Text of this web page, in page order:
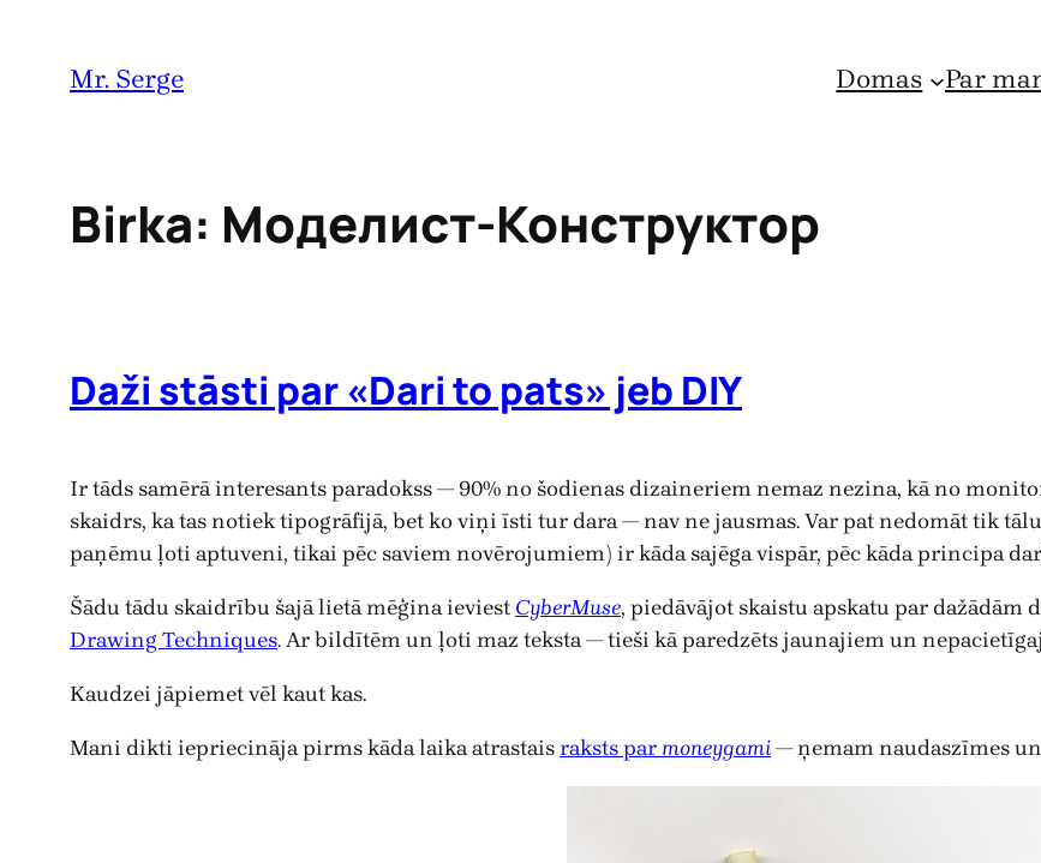
Mr. Serge Domas Par
Birka: Моделист-Конструктор
Daži stāsti par «Dari to pats» jeb DIY
Ir tāds samērā interesants paradokss — 90% no šodienas dizaineriem nemaz nezina, kā no
skaidrs, ka tas notiek tipogrāfijā, bet ko viņi īsti tur dara — nav ne jausmas. Var pat nedomāt tik
paņēmu ļoti aptuveni, tikai pēc saviem novērojumiem) ir kāda sajēga vispār, pēc kāda principa
Šādu tādu skaidrību šajā lietā mēģina ieviest CyberMuse, piedāvājot skaistu apskatu par
Drawing Techniques. Ar bildītēm un ļoti maz teksta — tieši kā paredzēts jaunajiem un
Kaudzei jāpiemet vēl kaut kas.
Mani dikti iepriecināja pirms kāda laika atrastais raksts par moneygami— ņemam naudaszīmes